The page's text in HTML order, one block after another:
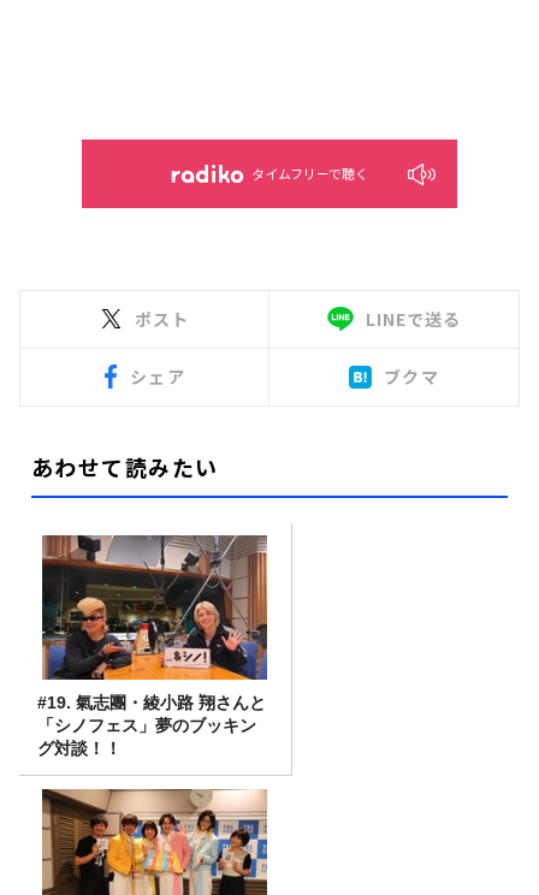
タイムフリーで聴く
ポスト LINEで送る
シェア ブクマ
あわせて読みたい
#19. 氣志團・綾小路 翔さんと
「シノフェス」夢のブッキン
グ対談！！